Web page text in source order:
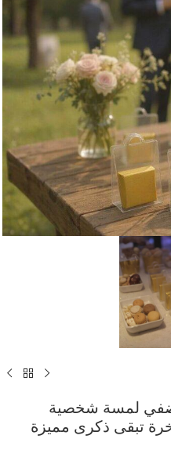
لمسة شخصية
تبقى ذكرى مميزة